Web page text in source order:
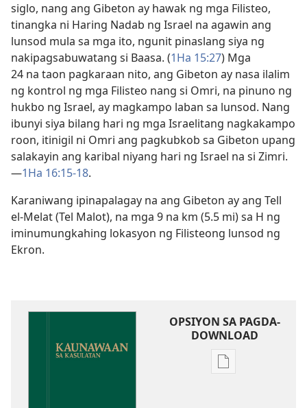
siglo, nang ang Gibeton ay hawak ng mga Filisteo,
tinangka ni Haring Nadab ng Israel na agawin ang
lunsod mula sa mga ito, ngunit pinaslang siya ng
nakipagsabuwatang si Baasa. (1Ha 15:27) Mga
24 na taon pagkaraan nito, ang Gibeton ay nasa ilalim
ng kontrol ng mga Filisteo nang si Omri, na pinuno ng
hukbo ng Israel, ay magkampo laban sa lunsod. Nang
ibunyi siya bilang hari ng mga Israelitang nagkakampo
roon, itinigil ni Omri ang pagkubkob sa Gibeton upang
salakayin ang karibal niyang hari ng Israel na si Zimri.​
—1Ha 16:15-18.
Karaniwang ipinapalagay na ang Gibeton ay ang Tell
el-Melat (Tel Malot), na mga 9 na km (5.5 mi) sa H ng
iminumungkahing lokasyon ng Filisteong lunsod ng
Ekron.
OPSIYON SA PAGDA-
DOWNLOAD
Opsiyon